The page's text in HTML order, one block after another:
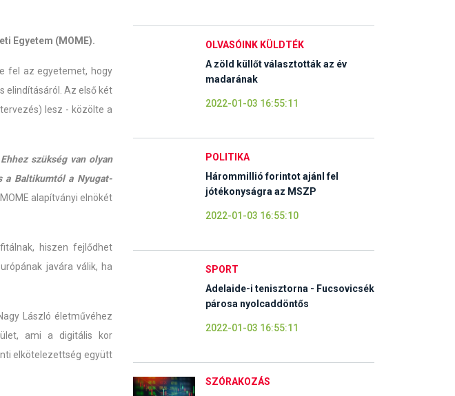
Egyetem (MOME).
fel az egyetemet, hogy
elindításáról. Az első két
lesz - közölte a
szükség van olyan
a Baltikumtól a Nyugat-
alapítványi elnökét
hiszen fejlődhet
javára válik, ha
László életművéhez
ami a digitális kor
elkötelezettség együtt
OLVASÓINK KÜLDTÉK
A zöld küllőt választották az év
madarának
2022-01-03 16:55:11
POLITIKA
Hárommillió forintot ajánl fel
jótékonyságra az MSZP
2022-01-03 16:55:10
SPORT
Adelaide-i tenisztorna - Fucsovicsék
párosa nyolcaddöntős
2022-01-03 16:55:11
SZÓRAKOZÁS